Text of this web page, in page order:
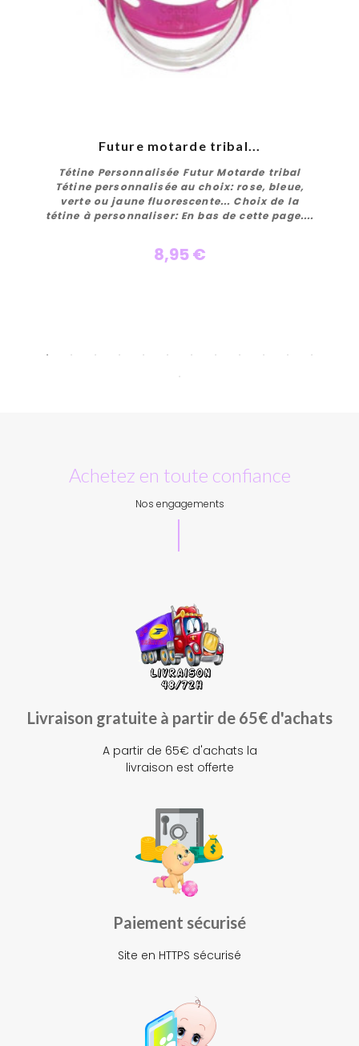
Future motarde tribal...
Tétine Personnalisée Futur Motarde tribal
Tétine personnalisée au choix: rose, bleue,
verte ou jaune fluorescente... Choix de la
tétine à personnaliser: En bas de cette page....
8,95 €
Achetez en toute confiance
Nos engagements
Livraison gratuite à partir de 65€ d'achats
A partir de 65€ d'achats la
livraison est offerte
Paiement sécurisé
Site en HTTPS sécurisé